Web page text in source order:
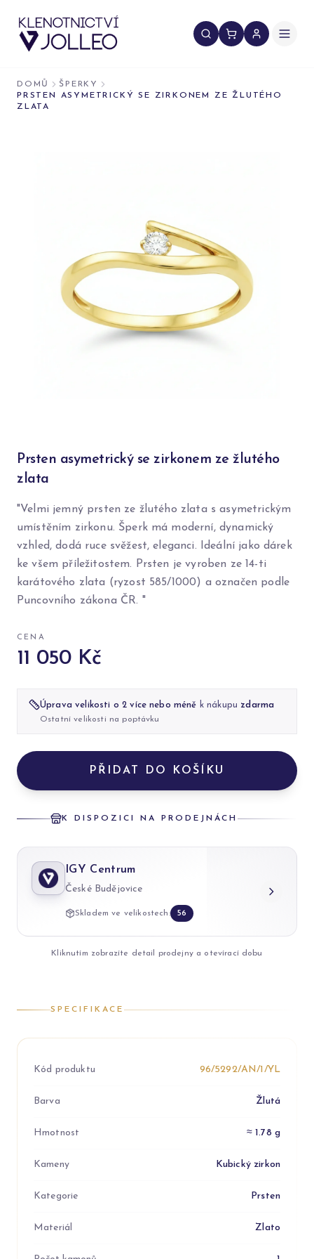
DOMŮ
ŠPERKY
PRSTEN ASYMETRICKÝ SE ZIRKONEM ZE ŽLUTÉHO
ZLATA
Prsten asymetrický se zirkonem ze žlutého
zlata
"Velmi jemný prsten ze žlutého zlata s asymetrickým
umístěním zirkonu. Šperk má moderní, dynamický
vzhled, dodá ruce svěžest, eleganci. Ideální jako dárek
ke všem příležitostem. Prsten je vyroben ze 14-ti
karátového zlata (ryzost 585/1000) a označen podle
Puncovního zákona ČR. "
CENA
11 050 Kč
Úprava velikosti o 2 více nebo méně k nákupu zdarma
Ostatní velikosti na poptávku
PŘIDAT DO KOŠÍKU
K DISPOZICI NA PRODEJNÁCH
IGY Centrum
České Budějovice
Skladem ve velikostech: 56
Kliknutím zobrazíte detail prodejny a otevírací dobu
SPECIFIKACE
Kód produktu 96/5292/AN/1/YL
Barva Žlutá
Hmotnost ≈ 1.78 g
Kameny Kubický zirkon
Kategorie Prsten
Materiál Zlato